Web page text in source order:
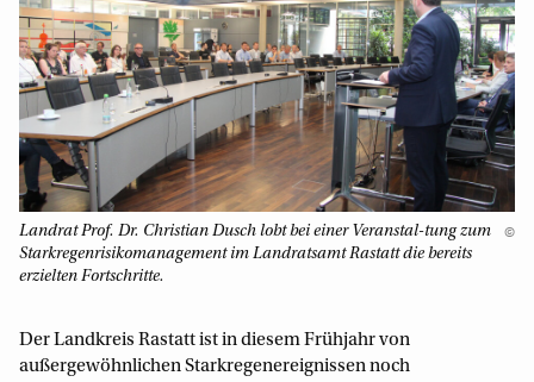
Landrat Prof. Dr. Christian Dusch lobt bei einer Veranstal-tung zum
Starkregenrisikomanagement im Landratsamt Rastatt die bereits
erzielten Fortschritte.
©
Der Landkreis Rastatt ist in diesem Frühjahr von
außergewöhnlichen Starkregenereignissen noch